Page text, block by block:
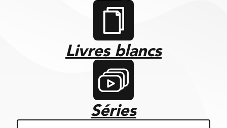
Livres blancs
Séries